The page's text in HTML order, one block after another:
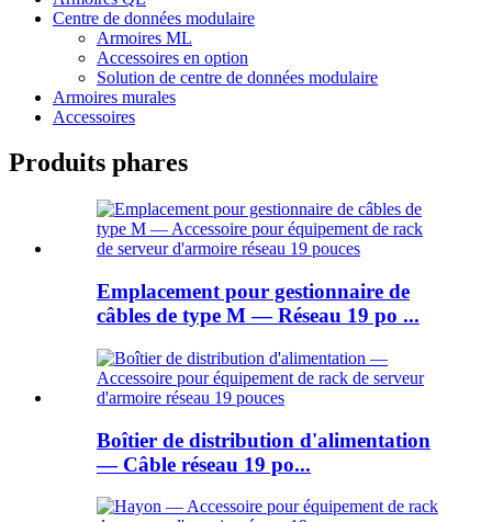
Centre de données modulaire
Armoires ML
Accessoires en option
Solution de centre de données modulaire
Armoires murales
Accessoires
Produits phares
Emplacement pour gestionnaire de
câbles de type M — Réseau 19 po ...
Boîtier de distribution d'alimentation
— Câble réseau 19 po...